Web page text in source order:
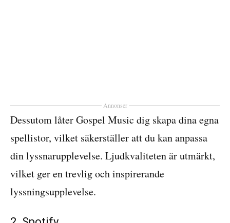
Annonser
Dessutom låter Gospel Music dig skapa dina egna
spellistor, vilket säkerställer att du kan anpassa
din lyssnarupplevelse. Ljudkvaliteten är utmärkt,
vilket ger en trevlig och inspirerande
lyssningsupplevelse.